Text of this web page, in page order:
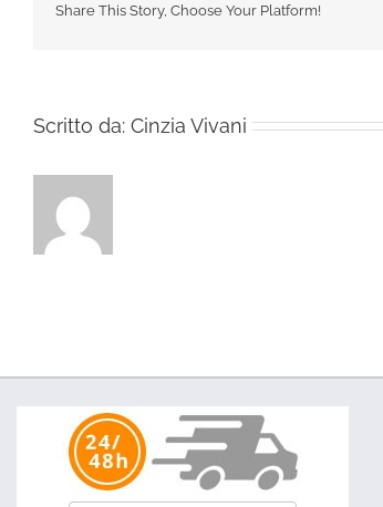
Share This Story, Choose Your Platform!
Scritto da: Cinzia Vivani